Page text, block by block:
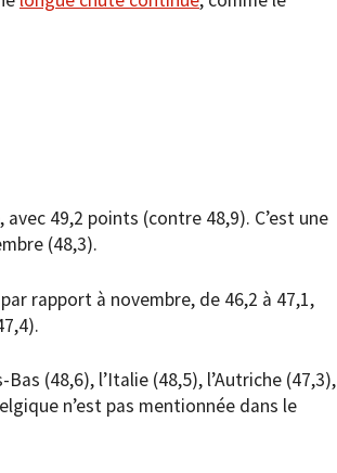
49,2 points (contre 48,9). C’est une
(48,3).
rapport à novembre, de 46,2 à 47,1,
(48,6), l’Italie (48,5), l’Autriche (47,3),
n’est pas mentionnée dans le